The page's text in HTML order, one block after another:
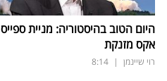
היום הטוב בהיסטוריה: מניית ספייס
אקס מזנקת
רוי שיינמן |
8:14